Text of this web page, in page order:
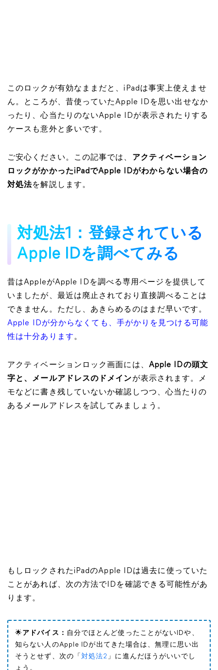
このロックが有効なままだと、iPadは事実上使えませ
ん。ところが、昔使っていたApple IDを思い出せなか
ったり、心当たりのないApple IDが表示されたりする
ケースも意外と多いです。
ご安心ください。この記事では、 アクティベーション
ロックがかかったiPadでApple IDがわからない場合の
対処法を解説します。
対処法1：登録されている
Apple IDを調べてみる
昔はAppleがApple IDを調べる専用ページを提供して
いましたが、最近は廃止されており直接調べることは
できません。ただし、あきらめるのはまだ早いです。
Apple IDが分からなくても、手がかりを見つける可能
性は十分あります。
アクティベーションロック画面には、 Apple IDの頭文
字と、メールアドレスのドメインが表示されます。メ
モなどに書き残していないか確認しつつ、心当たりの
あるメールアドレスを試してみましょう。
もしロックされたiPadのApple IDは過去に使っていた
ことがあれば、次の方法でIDを確認できる可能性があ
ります。
🌟 アドバイス： 自分でほとんど使ったことがないIDや、
知らない人のApple IDが出てきた場合は、無理に思い出
そうとせず、次の「 対処法2 」に進んだほうがいいでし
ょう。